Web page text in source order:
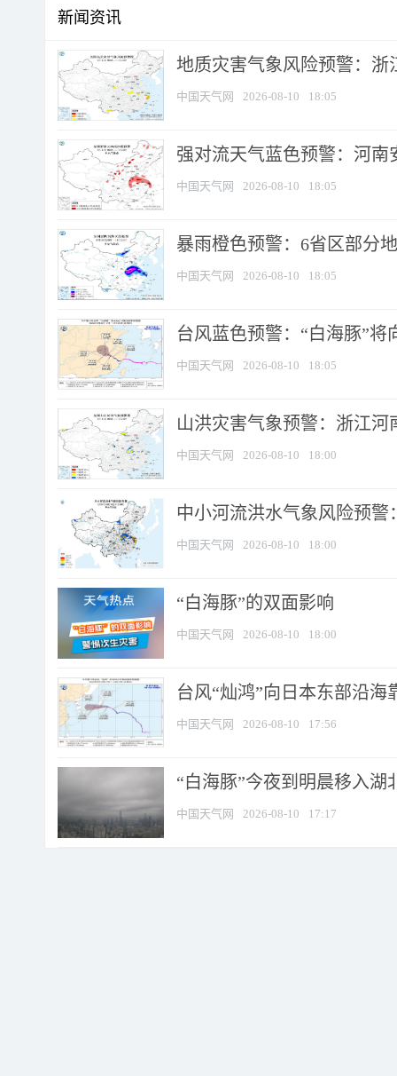
新闻资讯
地质灾害气象风险预警：浙
中国天气网 2026-08-10 18:05
强对流天气蓝色预警：河南
中国天气网 2026-08-10 18:05
暴雨橙色预警：6省区部分
中国天气网 2026-08-10 18:05
台风蓝色预警：“白海豚”
中国天气网 2026-08-10 18:05
山洪灾害气象预警：浙江
中国天气网 2026-08-10 18:00
中小河流洪水气象风险预
中国天气网 2026-08-10 18:00
​“白海豚”的双面影响
中国天气网 2026-08-10 18:00
台风“灿鸿”向日本东部沿海
中国天气网 2026-08-10 17:56
“白海豚”今夜到明晨移入湖
中国天气网 2026-08-10 17:17